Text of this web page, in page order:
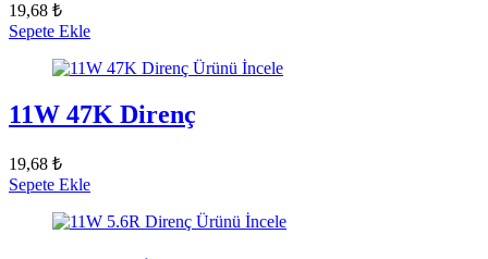
19,68 ₺
Sepete Ekle
Ürünü İncele
11W 47K Direnç
19,68 ₺
Sepete Ekle
Ürünü İncele